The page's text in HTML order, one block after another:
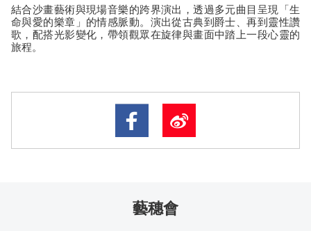
結合沙畫藝術與現場音樂的跨界演出，透過多元曲目呈現「生
命與愛的樂章」的情感脈動。演出從古典到爵士、再到靈性讚
歌，配搭光影變化，帶領觀眾在旋律與畫面中踏上一段心靈的
旅程。
藝穗會